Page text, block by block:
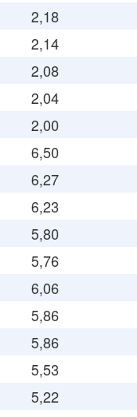
2,18
2,14
2,08
2,04
2,00
6,50
6,27
6,23
5,80
5,76
6,06
5,86
5,86
5,53
5,22